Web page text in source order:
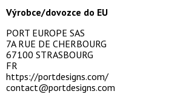
Výrobce/dovozce do EU
PORT EUROPE SAS
7A RUE DE CHERBOURG
67100 STRASBOURG
FR
https://portdesigns.com/
contact@portdesigns.com